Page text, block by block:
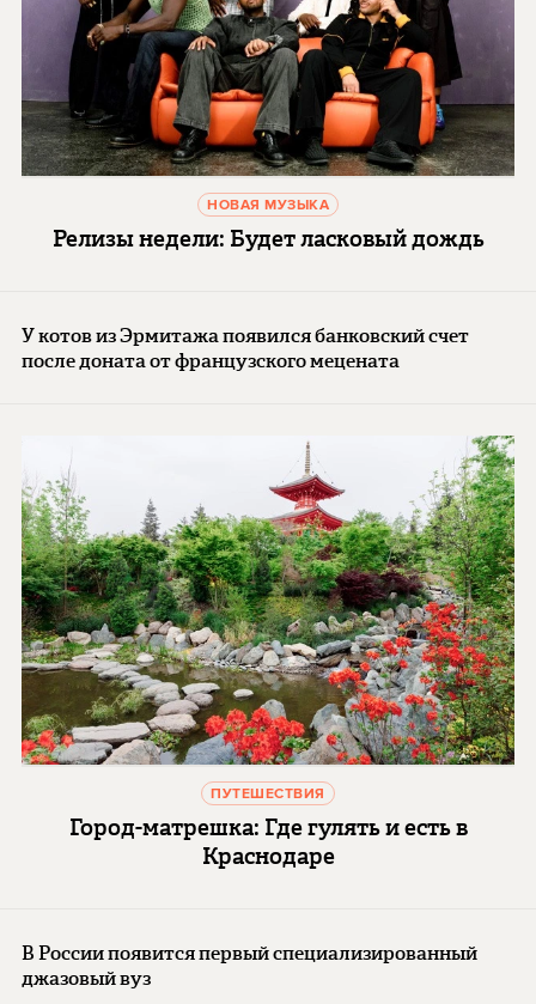
НОВАЯ МУЗЫКА
Релизы недели: Будет ласковый дождь
У котов из Эрмитажа появился банковский счет
после доната от французского мецената
ПУТЕШЕСТВИЯ
Город-матрешка: Где гулять и есть в
Краснодаре
В России появится первый специализированный
джазовый вуз